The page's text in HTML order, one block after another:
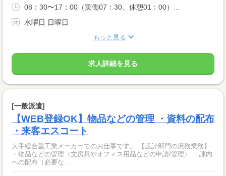
08：30〜17：00（実働07：30、休憩01：00）...
水曜日 日曜日
もっと見る
求人詳細を見る
[一般派遣]
【WEB登録OK】物品などの管理 ・資料の配布
・来客エスコート
大手総合重工業メーカーでのお仕事です。 【設計部門の庶務業務】
・物品などの管理（文房具やオフィス用品などの申請/管理） ・課内
への配布（必要な...